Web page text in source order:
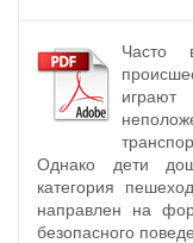
Часто
играют
Однако дети
категория
направлен на
безопасного